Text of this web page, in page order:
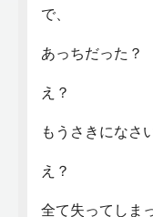
で、
あっちだった？
え？
もうさきになさ
え？
全て失ってしま